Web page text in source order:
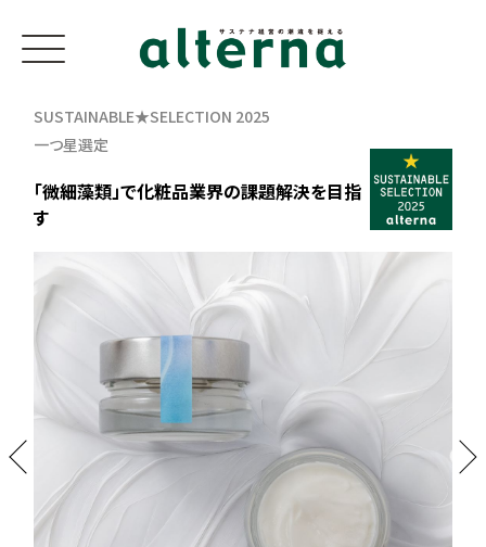
SUSTAINABLE★SELECTION 2025
一つ星選定
「微細藻類」で化粧品業界の課題解決を目指
す